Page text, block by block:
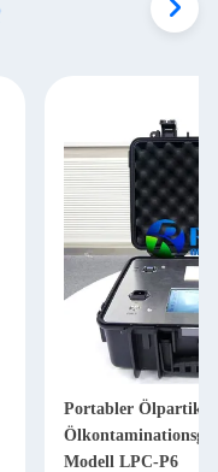
Portabler
Modell LPC-P6